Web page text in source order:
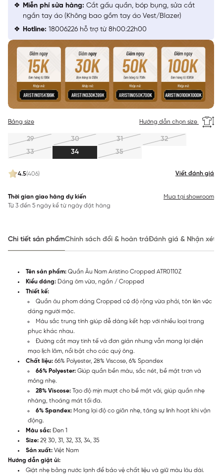
4.5(406) Viết đánh giá
Bảng size Hướng dẫn chọn size
29 30 31
32
33
34 35
Thời gian giao hàng dự kiến
Từ 3 đến 5 ngày kể từ ngày đặt hàng
Mua tại showroom
Miễn phí sửa hàng: Cắt gấu quần, bóp bụng, sửa cắt
ngắn tay áo (Không bao gồm tay áo Vest/Blazer)
Hotline: 18006226 hỗ trợ từ 8h00:22h00
Chi tiết sản phẩmChính sách đổi & hoàn trảĐánh giá & Nhận xét
Tên sản phẩm: Quần Âu Nam Aristino Cropped ATR0110Z
Kiểu dáng: Dáng ôm vừa, ngắn / Cropped
Thiết kế:
Quần âu phom dáng Cropped có độ rộng vừa phải, tôn lên vóc
dáng người mặc.
Màu sắc trung tính giúp dễ dàng kết hợp với nhiều loại trang
phục khác nhau.
Đường cắt may tinh tế và đơn giản nhưng vẫn mang lại diện
mạo lịch lãm, nổi bật cho các quý ông.
Chất liệu: 66% Polyester, 28% Viscose, 6% Spandex
66% Polyester: Giúp quần bền màu, sắc nét, bề mặt trơn và
mỏng nhẹ.
28% Viscose: Tạo độ mịn mượt cho bề mặt vải, giúp quần nhẹ
nhàng, thoáng mát tối đa.
6% Spandex: Mang lại độ co giãn nhẹ, tăng sự linh hoạt khi vận
động.
Màu sắc: Đen 1
Size: 29, 30, 31, 32, 33, 34, 35
Sản xuất: Việt Nam
Hướng dẫn giặt ủi:
Giặt nhẹ bằng nước lạnh để bảo vệ chất liệu và giữ màu lâu dài.